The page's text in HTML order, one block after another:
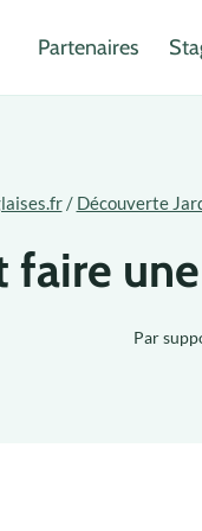
Partenaires
/ Découverte
Par